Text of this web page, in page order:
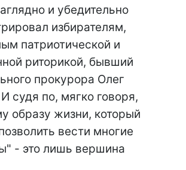
и убедительно
избирателям,
патриотической и
риторикой, бывший
прокурора Олег
судя по, мягко говоря,
образу жизни, который
вести многие
- это лишь вершина